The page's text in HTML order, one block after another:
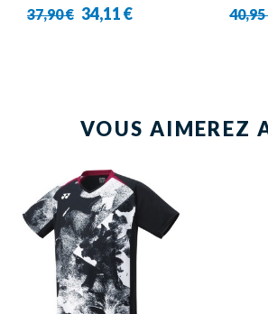
37,90 € 34,11 € 40,95
VOUS AIMEREZ